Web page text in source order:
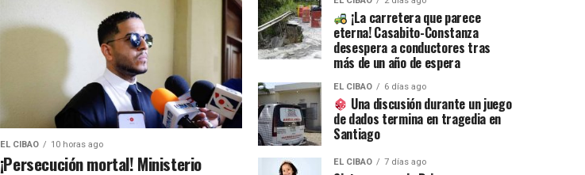
EL CIBAO 10 horas ago
¡Persecución mortal! Ministerio
¡La carretera que parece
eterna! Casabito-Constanza
desespera a conductores tras
más de un año de espera
EL CIBAO 6 días ago
Una discusión durante un juego
de dados termina en tragedia en
Santiago
EL CIBAO 7 días ago